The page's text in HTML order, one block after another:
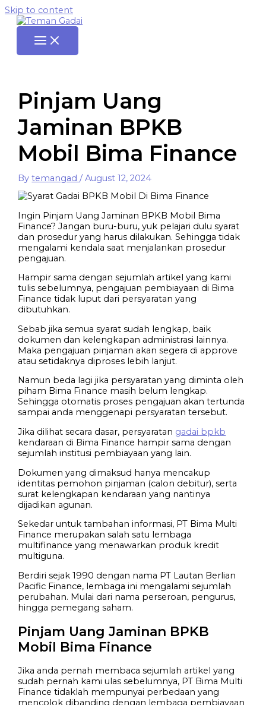
Skip to content
Pinjam Uang
Jaminan BPKB
Mobil Bima Finance
Bytemangad/August 12, 2024
Ingin Pinjam Uang Jaminan BPKB Mobil Bima
Finance? Jangan buru-buru, yuk pelajari dulu syarat
dan prosedur yang harus dilakukan. Sehingga tidak
mengalami kendala saat menjalankan prosedur
pengajuan.
Hampir sama dengan sejumlah artikel yang kami
tulis sebelumnya, pengajuan pembiayaan di Bima
Finance tidak luput dari persyaratan yang
dibutuhkan.
Sebab jika semua syarat sudah lengkap, baik
dokumen dan kelengkapan administrasi lainnya.
Maka pengajuan pinjaman akan segera di approve
atau setidaknya diproses lebih lanjut.
Namun beda lagi jika persyaratan yang diminta oleh
piham Bima Finance masih belum lengkap.
Sehingga otomatis proses pengajuan akan tertunda
sampai anda menggenapi persyaratan tersebut.
Jika dilihat secara dasar, persyaratan gadai bpkb
kendaraan di Bima Finance hampir sama dengan
sejumlah institusi pembiayaan yang lain.
Dokumen yang dimaksud hanya mencakup
identitas pemohon pinjaman (calon debitur), serta
surat kelengkapan kendaraan yang nantinya
dijadikan agunan.
Sekedar untuk tambahan informasi, PT Bima Multi
Finance merupakan salah satu lembaga
multifinance yang menawarkan produk kredit
multiguna.
Berdiri sejak 1990 dengan nama PT Lautan Berlian
Pacific Finance, lembaga ini mengalami sejumlah
perubahan. Mulai dari nama perseroan, pengurus,
hingga pemegang saham.
Pinjam Uang Jaminan BPKB
Mobil Bima Finance
Jika anda pernah membaca sejumlah artikel yang
sudah pernah kami ulas sebelumnya, PT Bima Multi
Finance tidaklah mempunyai perbedaan yang
mencolok dibanding dengan lembaga pembiayaan